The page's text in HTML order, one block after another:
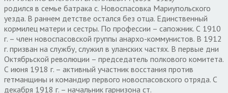
родился в семье батрака с. Новоспасовка Мариупольского
уезда. В раннем детстве остался без отца. Единственный
кормилец матери и сестры. По профессии – сапожник. С 1910
г. – член новоспасовской группы анархо-коммунистов. В 1912
г. призван на службу, служил в уланских частях. В первые дни
Октябрьской революции – председатель полкового комитета.
С июня 1918 г. – активный участник восстания против
гетманщины и командир первого новоспасовского отряда. С
декабря 1918 г. – начальник гарнизона ст.